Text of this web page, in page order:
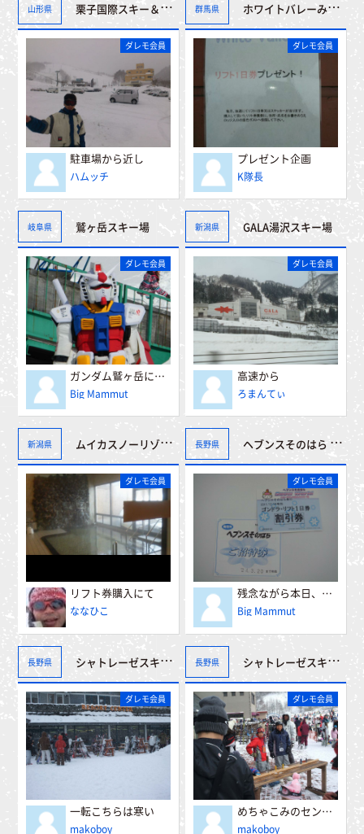
山形県 栗子国際スキー＆リゾート
ダレモ会員
駐車場から近し
ハムッチ
群馬県 ホワイトバレーみなかみ（旧：ホワイトバレースキー場）
ダレモ会員
プレゼント企画
K隊長
岐阜県 鷲ヶ岳スキー場
ダレモ会員
ガンダム鷲ヶ岳に立つ！！
Big Mammut
新潟県 GALA湯沢スキー場
ダレモ会員
高速から
ろまんてぃ
新潟県 ムイカスノーリゾート
ダレモ会員
リフト券購入にて
ななひこ
長野県 ヘブンスそのはら SNOW WORLD
ダレモ会員
残念ながら本日、電源不具合でコンドラ運休（閉園）
Big Mammut
長野県 シャトレーゼスキーバレー小海
ダレモ会員
一転こちらは寒い
makoboy
長野県 シャトレーゼスキーバレー野辺山
ダレモ会員
めちゃこみのセンターハウス周辺
makoboy